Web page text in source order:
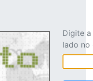
Digite
lado no